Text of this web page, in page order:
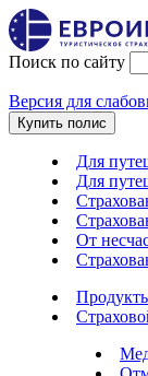
Поиск по сайту
Версия для
Купить полис
Для
Для
От